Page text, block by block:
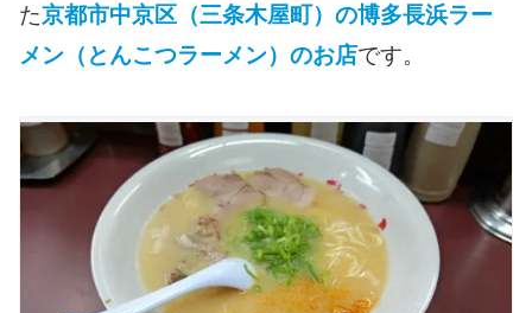
た京都市中京区（三条木屋町）の博多長浜ラー
メン（とんこつラーメン）のお店です。